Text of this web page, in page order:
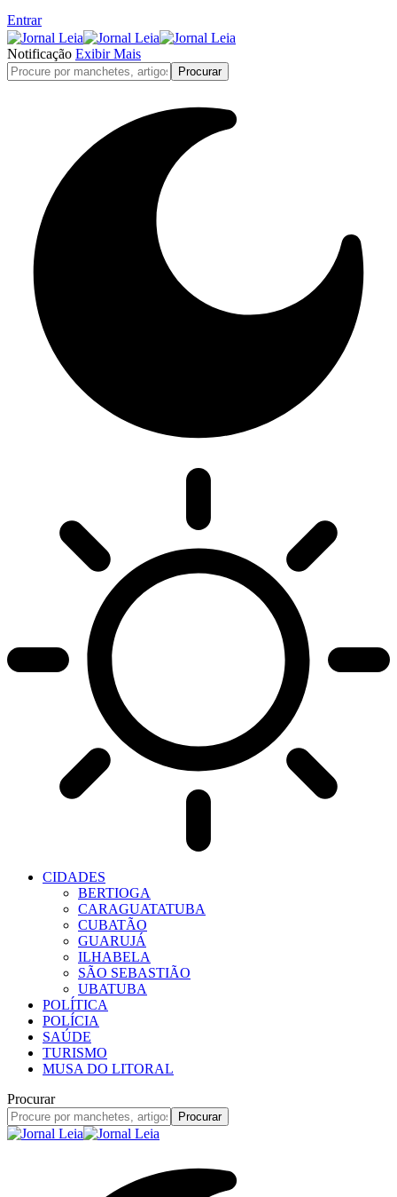
Entrar
Notificação Exibir Mais
CIDADES
BERTIOGA
CARAGUATATUBA
CUBATÃO
GUARUJÁ
ILHABELA
SÃO SEBASTIÃO
UBATUBA
POLÍTICA
POLÍCIA
SAÚDE
TURISMO
MUSA DO LITORAL
Procurar